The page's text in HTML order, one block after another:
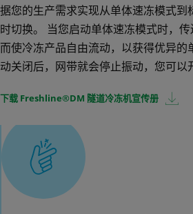
据您的生产需求实现从单体速冻模式到
时切换。 当您启动单体速冻模式时，
而使冷冻产品自由流动，以获得优异的
动关闭后，网带就会停止振动，您可以
下载 Freshline®DM 隧道冷冻机宣传册
为什么选择 DM